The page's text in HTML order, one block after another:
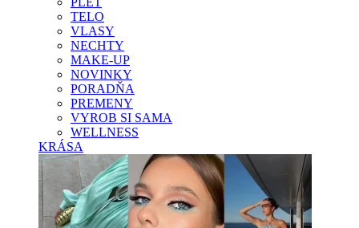
TELO
VLASY
NECHTY
MAKE-UP
NOVINKY
PORADŇA
PREMENY
VYROB SI SAMA
WELLNESS
KRÁSA